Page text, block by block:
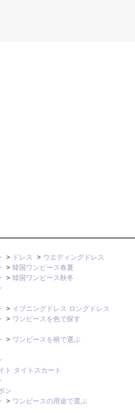
> ドレス > ウエディングドレス
> 韓国ワンピース春夏
> 韓国ワンピース秋冬
> イブニングドレス ロングドレス
> ワンピースを色で探す
> ワンピースを柄で選ぶ
ト タイトスカート
ン
> ワンピースの用途で選ぶ